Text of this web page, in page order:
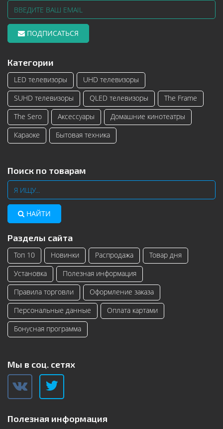
ПОДПИСАТЬСЯ
Категории
LED телевизоры
UHD телевизоры
SUHD телевизоры
QLED телевизоры
The Frame
The Sero
Аксессуары
Домашние кинотеатры
Караоке
Бытовая техника
Поиск по товарам
НАЙТИ
Разделы сайта
Топ 10 Новинки Распродажа
Товар дня
Установка
Полезная информация
Правила торговли
Оформление заказа
Персональные данные
Оплата картами
Бонусная программа
Мы в соц. сетях
Полезная информация